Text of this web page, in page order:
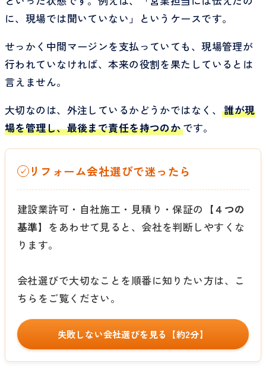
に、現場では聞いていない」というケースです。
せっかく中間マージンを支払っていても、現場管理が
行われていなければ、本来の役割を果たしているとは
言えません。
大切なのは、外注しているかどうかではなく、 誰が現
場を管理し、最後まで責任を持つのかです。
✓ リフォーム会社選びで迷ったら
建設業許可・自社施工・見積り・保証の 【４つの
基準】 をあわせて見ると、会社を判断しやすくな
ります。
会社選びで大切なことを順番に知りたい方は、こ
ちらをご覧ください。
失敗しない会社選びを見る【約2分】